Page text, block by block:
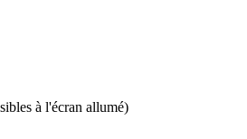
à l'écran allumé)